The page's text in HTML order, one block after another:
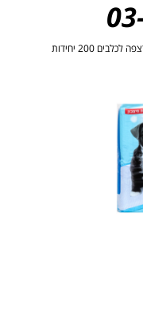
200 יחידות